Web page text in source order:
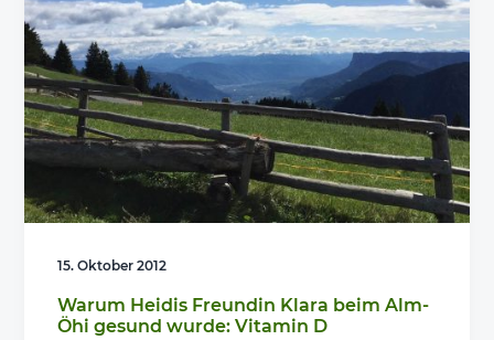
15. Oktober 2012
Warum Heidis Freundin Klara beim Alm-
Öhi gesund wurde: Vitamin D